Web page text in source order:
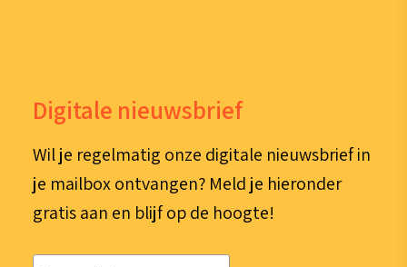
Digitale nieuwsbrief
Wil je regelmatig onze digitale nieuwsbrief in
je mailbox ontvangen? Meld je hieronder
gratis aan en blijf op de hoogte!